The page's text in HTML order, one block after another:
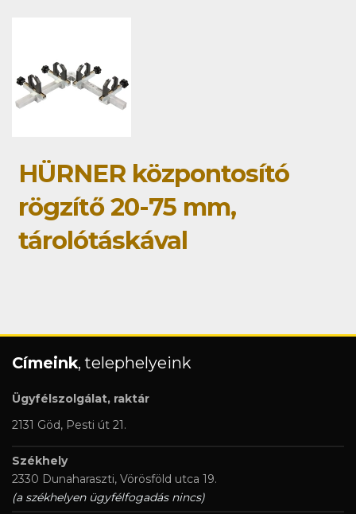
HÜRNER központosító
rögzítő 20-75 mm,
tárolótáskával
Címeink, telephelyeink
Ügyfélszolgálat, raktár
2131 Göd, Pesti út 21.
Székhely
2330 Dunaharaszti, Vörösföld utca 19.
(a székhelyen ügyfélfogadás nincs)